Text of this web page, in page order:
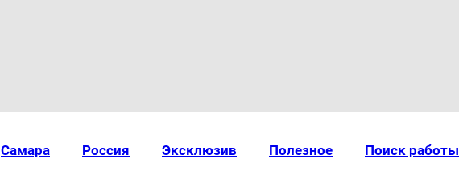
Самара Россия Эксклюзив Полезное Поиск работы